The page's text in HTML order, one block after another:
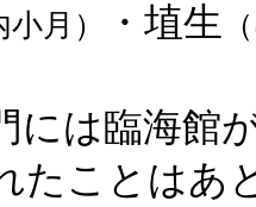
月） ・埴生
は臨海館
たことはあ